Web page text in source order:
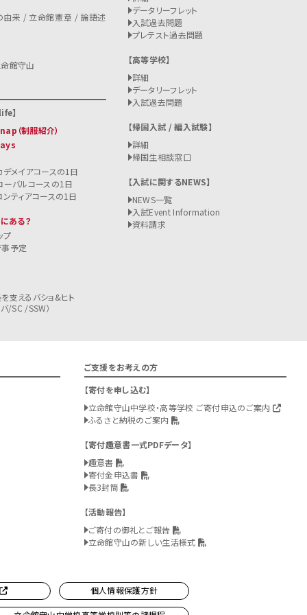
由来 / 立命館憲章 / 論語述
館守山
（制服紹介）
メイアコースの1日
バルコースの1日
ティアコースの1日
ある？
プ
予定
支えるバショ&ヒト
/SC /SSW）
データリーフレット
入試過去問題
プレテスト過去問題
高等学校
詳細
データリーフレット
入試過去問題
帰国入試 / 編入試験
詳細
帰国生相談窓口
入試に関するNEWS
NEWS一覧
入試Event Information
資料請求
ご支援をお考えの方
寄付を申し込む
立命館守山中学校・高等学校 ご寄付申込のご案内
ふるさと納税のご案内
寄付趣意書一式PDFデータ
趣意書
寄付金申込書
長3封筒
活動報告
ご寄付の御礼とご報告
立命館守山の新しい生活様式
個人情報保護方針